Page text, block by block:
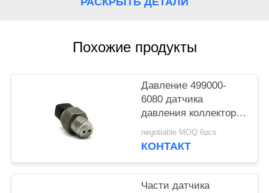
Похожие продукты
Давление 499000-
6080 датчика
давления коллектора
системы впрыска
топлива впрыски
negotiable MOQ:6pcs
КОНТАКТ
Части датчика